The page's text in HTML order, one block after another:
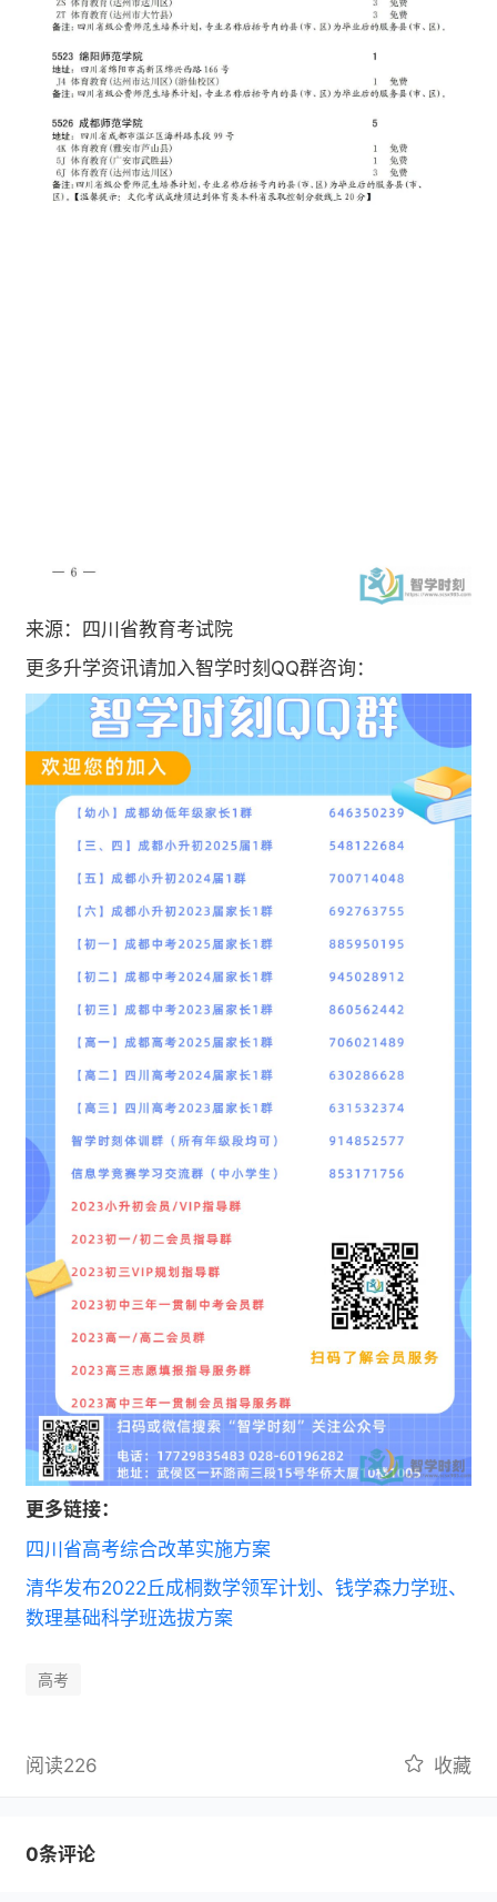
来源：四川省教育考试院
更多升学资讯请加入智学时刻QQ群咨询：
更多链接：
四川省高考综合改革实施方案
清华发布2022丘成桐数学领军计划、钱学森力学班、
数理基础科学班选拔方案
高考
阅读226 收藏
0条评论